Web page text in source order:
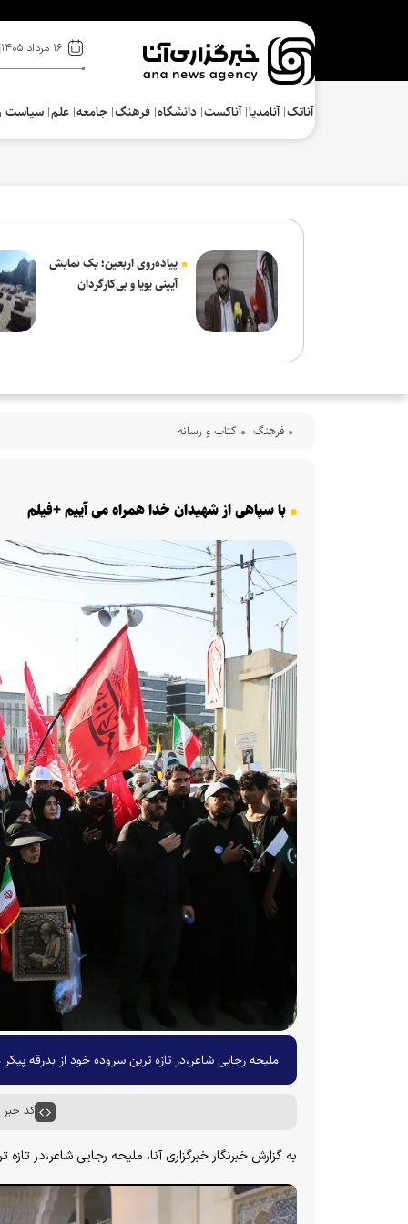
۱۶ مرداد ۱۴۰۵
آناتک آنامدیا آناکست دانشگاه فرهنگ‌ جامعه علم سیاست
پیاده‌روی اربعین؛ یک نمایش
آیینی پویا و بی‌کارگردان
فرهنگ‌ کتاب و رسانه
با سپاهی از شهیدان خدا همراه می آییم +فیلم
ملیحه رجایی شاعر،در تازه ترین سروده خود از بدرقه
کد خبر :
به گزارش خبرنگار خبرگزاری آنا، ملیحه رجایی شاعر،در